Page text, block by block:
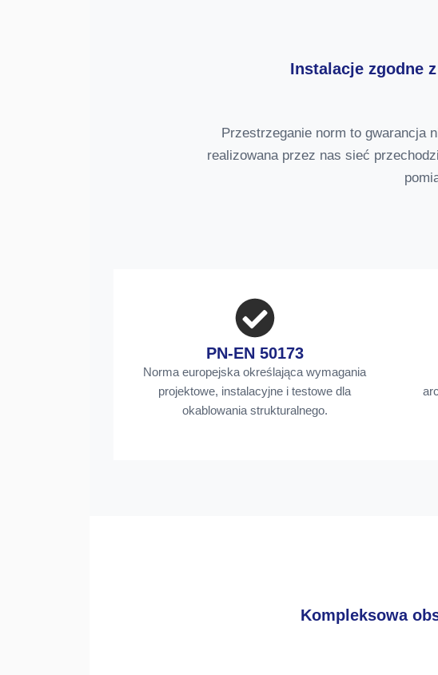
Instalacje zgodne
Przestrzeganie norm to gwarancja
realizowana przez nas sieć
PN-EN 50173
Norma europejska określająca wymagania
projektowe, instalacyjne i testowe dla
okablowania strukturalnego.
Kompleksowa